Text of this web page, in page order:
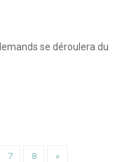
se déroulera du
7 8 »